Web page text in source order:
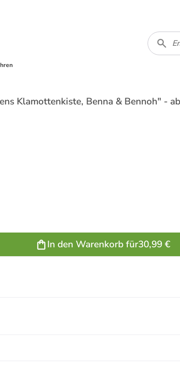
Klamottenkiste, Benna & Bennoh" -
In den Warenkorb für30,99 €